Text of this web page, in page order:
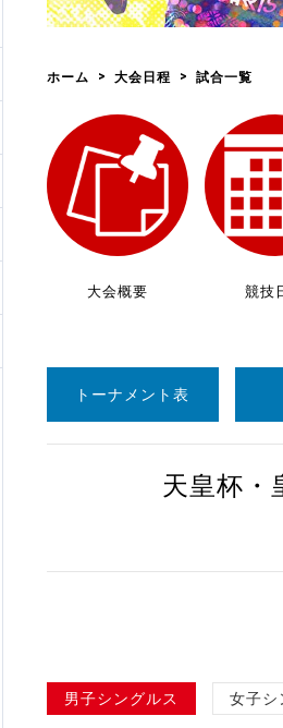
プレスリリース
競技者(パスウェイ)・審判
その他
男子世界ランキング
女子世界ランキング
各種選考基準
強化スタッフ
公認資格者名簿
公認品一覧
公認メーカー一覧
指導者養成委員会
スポーツ医・科学委員会
関連団体代表委員など
規程・お見舞い制度
ハンドブックデータ
審判員ネームプレート制作
申込
ホーム 大会日程 試合一覧
大会概要 競技
トーナメント表
天皇杯・
男子シングルス 女子シ